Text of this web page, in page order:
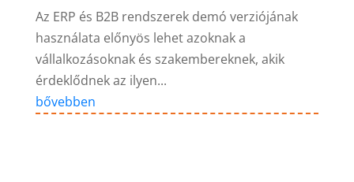
Az ERP és B2B rendszerek demó verziójának
használata előnyös lehet azoknak a
vállalkozásoknak és szakembereknek, akik
érdeklődnek az ilyen...
bővebben